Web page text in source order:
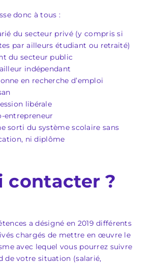
donc à tous :
du secteur privé (y compris si
par ailleurs étudiant ou retraité)
du secteur public
indépendant
en recherche d’emploi
libérale
entrepreneur
sorti du système scolaire sans
ni diplôme
contacter ?
a désigné en 2019 différents
chargés de mettre en œuvre le
avec lequel vous pourrez suivre
de votre situation (salarié,